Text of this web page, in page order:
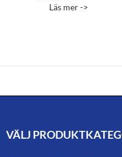
Betygsatt
Läs mer ->
VÄLJ